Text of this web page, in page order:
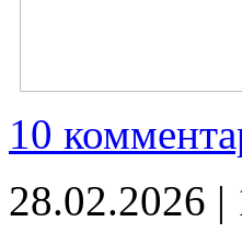
10
28.02.2026 |